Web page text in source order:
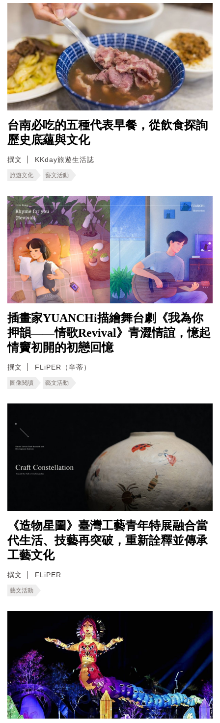
台南必吃的五種代表早餐，從飲食探詢
歷史底蘊與文化
撰文 KKday旅遊生活誌
旅遊文化 藝文活動
插畫家YUANCHi描繪舞台劇《我為你
押韻——情歌Revival》青澀情誼，憶起
情竇初開的初戀回憶
撰文 FLiPER（辛蒂）
圖像閱讀 藝文活動
《造物星圖》臺灣工藝青年特展融合當
代生活、技藝再突破，重新詮釋並傳承
工藝文化
撰文 FLiPER
藝文活動